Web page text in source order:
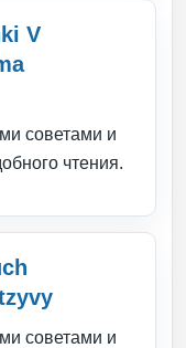
V
советами и
чтения.
советами и